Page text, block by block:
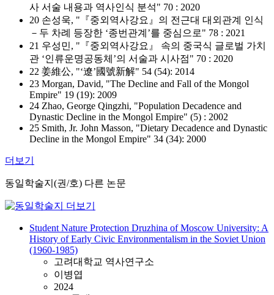
사 서술 내용과 역사인식 분석" 70 : 2020
20 손성욱, "『중외역사강요』의 전근대 대외관계 인식
－두 차례 등장한 ‘종번관계’를 중심으로" 78 : 2021
21 우성민, "『중외역사강요』 속의 중국식 글로벌 가치
관 ‘인류운명공동체’의 서술과 시사점" 70 : 2020
22 姜維公, "‘遼’國號新解" 54 (54): 2014
23 Morgan, David, "The Decline and Fall of the Mongol
Empire" 19 (19): 2009
24 Zhao, George Qingzhi, "Population Decadence and
Dynastic Decline in the Mongol Empire" (5) : 2002
25 Smith, Jr. John Masson, "Dietary Decadence and Dynastic
Decline in the Mongol Empire" 34 (34): 2000
더보기
동일학술지(권/호) 다른 논문
Student Nature Protection Druzhina of Moscow University: A
History of Early Civic Environmentalism in the Soviet Union
(1960-1985)
고려대학교 역사연구소
이병엽
2024